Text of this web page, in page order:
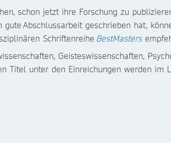
schon jetzt ihre Forschung zu
Abschlussarbeit geschrieben hat,
Schriftenreihe BestMasters
Geisteswissenschaften,
Titel unter den Einreichungen werden im